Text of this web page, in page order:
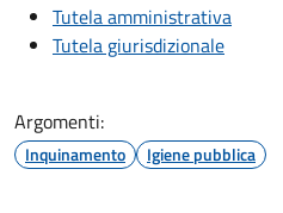
Tutela amministrativa
Tutela giurisdizionale
Argomenti:
Inquinamento Igiene pubblica